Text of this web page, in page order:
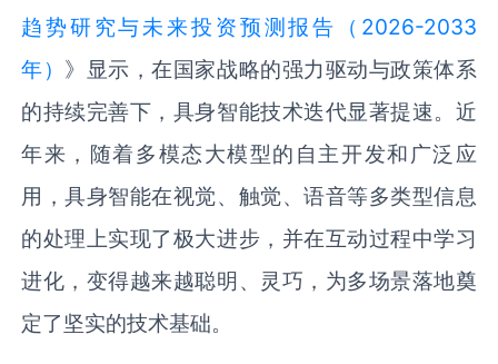
趋势研究与未来投资预测报告（2026-2033
年） 》显示，在国家战略的强力驱动与政策体系
的持续完善下，具身智能技术迭代显著提速。近
年来，随着多模态大模型的自主开发和广泛应
用，具身智能在视觉、触觉、语音等多类型信息
的处理上实现了极大进步，并在互动过程中学习
进化，变得越来越聪明、灵巧，为多场景落地奠
定了坚实的技术基础。